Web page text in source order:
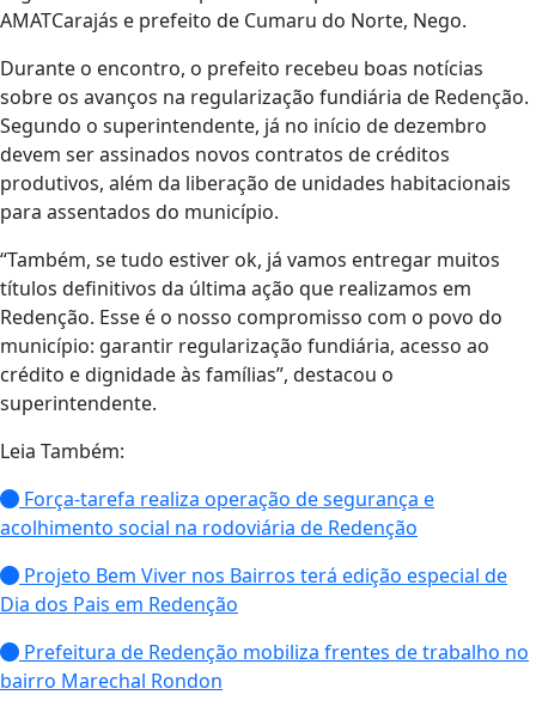
AMATCarajás e prefeito de Cumaru do Norte, Nego.
Durante o encontro, o prefeito recebeu boas notícias
sobre os avanços na regularização fundiária de Redenção.
Segundo o superintendente, já no início de dezembro
devem ser assinados novos contratos de créditos
produtivos, além da liberação de unidades habitacionais
para assentados do município.
“Também, se tudo estiver ok, já vamos entregar muitos
títulos definitivos da última ação que realizamos em
Redenção. Esse é o nosso compromisso com o povo do
município: garantir regularização fundiária, acesso ao
crédito e dignidade às famílias”, destacou o
superintendente.
Leia Também:
Força-tarefa realiza operação de segurança e
acolhimento social na rodoviária de Redenção
Projeto Bem Viver nos Bairros terá edição especial de
Dia dos Pais em Redenção
Prefeitura de Redenção mobiliza frentes de trabalho no
bairro Marechal Rondon